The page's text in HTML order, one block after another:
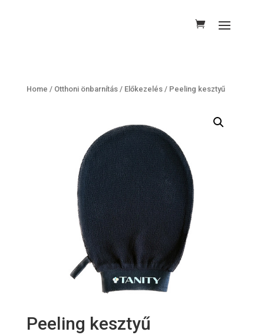
Home / Otthoni önbarnítás/ Előkezelés/ Peeling kesztyű
Peeling kesztyű